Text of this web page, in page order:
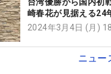
崎春花が見据える24
メジャーに出たい」
2024年3月4日 (月)
ニュー